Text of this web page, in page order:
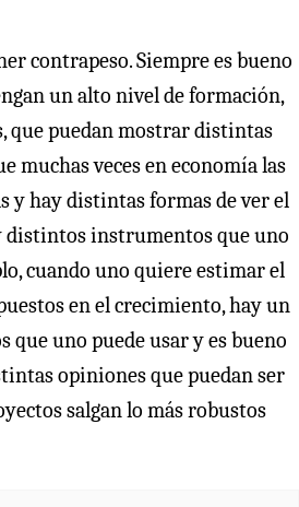
contrapeso. Siempre es bueno
un alto nivel de formación,
que puedan mostrar distintas
muchas veces en economía las
y hay distintas formas de ver el
distintos instrumentos que uno
cuando uno quiere estimar el
en el crecimiento, hay un
que uno puede usar y es bueno
opiniones que puedan ser
salgan lo más robustos